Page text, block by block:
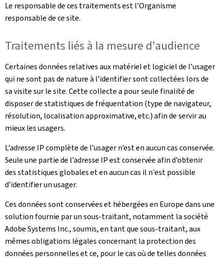
Le responsable de ces traitements est l’Organisme
responsable de ce site.
Traitements liés à la mesure d'audience
Certaines données relatives aux matériel et logiciel de l’usager
qui ne sont pas de nature à l’identifier sont collectées lors de
sa visite sur le site. Cette collecte a pour seule finalité de
disposer de statistiques de fréquentation (type de navigateur,
résolution, localisation approximative, etc.) afin de servir au
mieux les usagers.
L’adresse IP complète de l’usager n’est en aucun cas conservée.
Seule une partie de l’adresse IP est conservée afin d’obtenir
des statistiques globales et en aucun cas il n'est possible
d’identifier un usager.
Ces données sont conservées et hébergées en Europe dans une
solution fournie par un sous-traitant, notamment la société
Adobe Systems Inc., soumis, en tant que sous-traitant, aux
mêmes obligations légales concernant la protection des
données personnelles et ce, pour le cas où de telles données